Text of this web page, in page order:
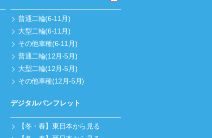
普通二輪(6-11月)
大型二輪(6-11月)
その他車種(6-11月)
普通二輪(12月-5月)
大型二輪(12月-5月)
その他車種(12月-5月)
デジタルパンフレット
【冬・春】東日本から見る